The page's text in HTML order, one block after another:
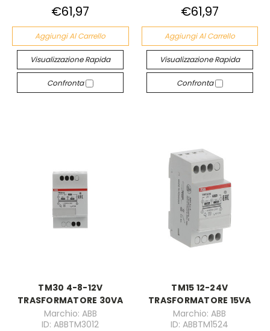
€61,97
Aggiungi Al Carrello
Visualizzazione Rapida
Confronta
€61,97
Aggiungi Al Carrello
Visualizzazione Rapida
Confronta
TM30 4-8-12V
TRASFORMATORE 30VA
Marchio: ABB
ID: ABBTM3012
TM15 12-24V
TRASFORMATORE 15VA
Marchio: ABB
ID: ABBTM1524